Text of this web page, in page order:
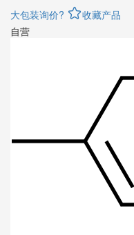
大包装询价?
收藏产品
自营